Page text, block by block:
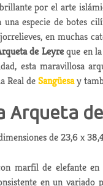
por el arte
una especie de botes
en muchas
de Leyreque en
esta maravillosa
Real deSangüesay
Arqueta
de 23,6 x
marfil de elefante
en un